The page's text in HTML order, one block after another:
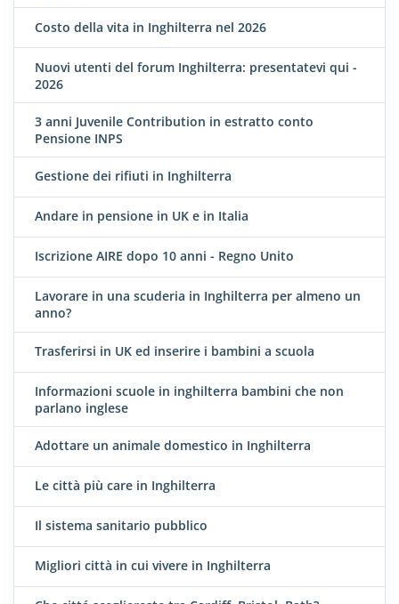
Costo della vita in Inghilterra nel 2026
Nuovi utenti del forum Inghilterra: presentatevi qui -
2026
3 anni Juvenile Contribution in estratto conto
Pensione INPS
Gestione dei rifiuti in Inghilterra
Andare in pensione in UK e in Italia
Iscrizione AIRE dopo 10 anni - Regno Unito
Lavorare in una scuderia in Inghilterra per almeno un
anno?
Trasferirsi in UK ed inserire i bambini a scuola
Informazioni scuole in inghilterra bambini che non
parlano inglese
Adottare un animale domestico in Inghilterra
Le città più care in Inghilterra
Il sistema sanitario pubblico
Migliori città in cui vivere in Inghilterra